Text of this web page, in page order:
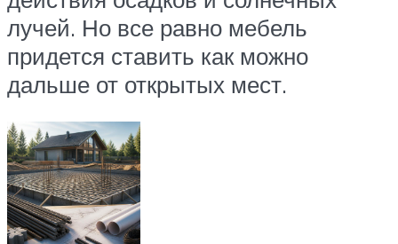
лучей. Но все равно мебель
придется ставить как можно
дальше от открытых мест.